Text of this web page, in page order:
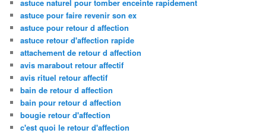
astuce naturel pour tomber enceinte rapidement
astuce pour faire revenir son ex
astuce pour retour d affection
astuce retour d'affection rapide
attachement de retour d affection
avis marabout retour affectif
avis rituel retour affectif
bain de retour d affection
bain pour retour d affection
bougie retour d'affection
c'est quoi le retour d'affection